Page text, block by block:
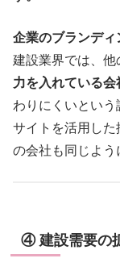
企業のブランデ
建設業界では、他
力を入れている会
わりにくいとい
サイトを活用し
の会社も同じよう
④ 建設需要の